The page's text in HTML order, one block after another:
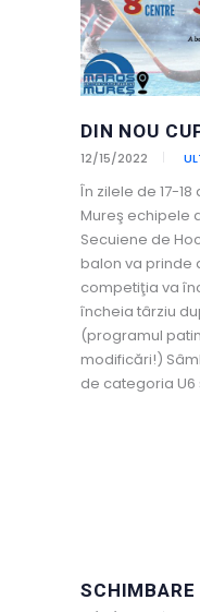
DIN NOU
12/15/2022
În zilele de 17-
Mureş echipele
Secuiene de
balon va prinde
competiţia va
încheia târziu
(programul
modificări!)
de categoria U6
SCHIMBARE